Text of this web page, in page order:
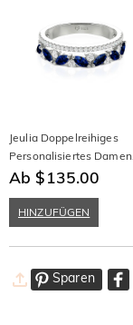
Jeulia Doppelreihiges
Personalisiertes Damen
Hochzeit Ewigkeit Band
Ab $135.00
HINZUFÜGEN
Sparen